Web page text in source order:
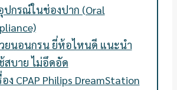
ปกรณ์ในช่องปาก (Oral
วยนอนกรน ยี่ห้อไหนดี แนะนำ
สบาย ไม่อึดอัด
อง CPAP Philips DreamStation